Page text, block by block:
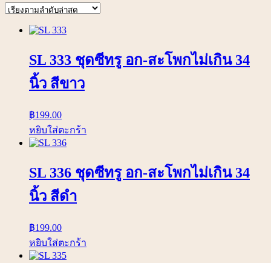
SL 333 ชุดซีทรู อก-สะโพกไม่เกิน 34
นิ้ว สีขาว
฿199.00
หยิบใส่ตะกร้า
SL 336 ชุดซีทรู อก-สะโพกไม่เกิน 34
นิ้ว สีดำ
฿199.00
หยิบใส่ตะกร้า